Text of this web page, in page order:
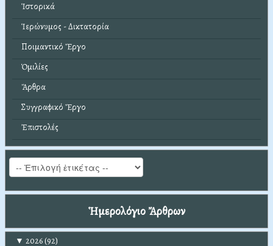
Ἱστορικά
Ἱερώνυμος - Δικτατορία
Ποιμαντικό Ἔργο
Ὁμιλίες
Ἄρθρα
Συγγραφικό Ἔργο
Ἐπιστολές
Ἡμερολόγιο Ἄρθρων
▼ 2026(92)